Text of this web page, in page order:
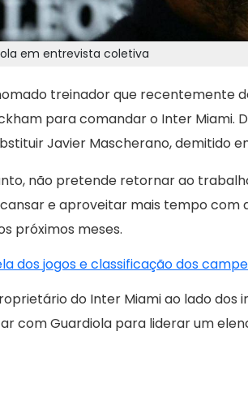
em entrevista coletiva
treinador que recentemente
para comandar o Inter Miami.
Javier Mascherano, demitido
não pretende retornar ao
e aproveitar mais tempo com
próximos meses.
dos jogos e classificação dos
do Inter Miami ao lado dos
com Guardiola para liderar um